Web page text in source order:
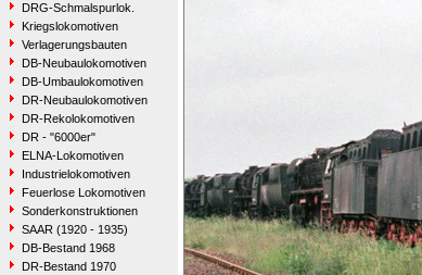
DRG-Schmalspurlok.
Kriegslokomotiven
Verlagerungsbauten
DB-Neubaulokomotiven
DB-Umbaulokomotiven
DR-Neubaulokomotiven
DR-Rekolokomotiven
DR - "6000er"
ELNA-Lokomotiven
Industrielokomotiven
Feuerlose Lokomotiven
Sonderkonstruktionen
SAAR (1920 - 1935)
DB-Bestand 1968
DR-Bestand 1970